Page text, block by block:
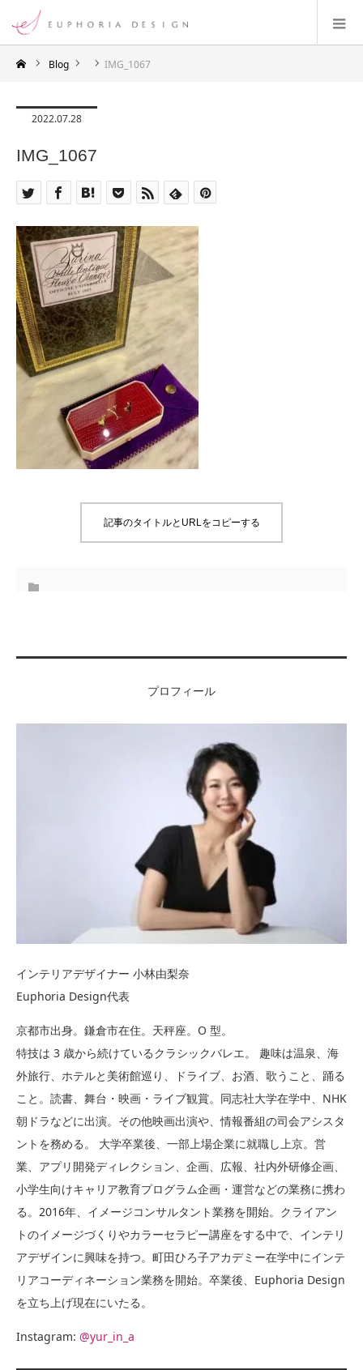
Blog IMG_1067
2022.07.28
IMG_1067
記事のタイトルとURLをコピーする
プロフィール
インテリアデザイナー 小林由梨奈
Euphoria Design代表
京都市出身。鎌倉市在住。天秤座。O 型。
特技は 3 歳から続けているクラシックバレエ。 趣味は温泉、海
外旅行、ホテルと美術館巡り、ドライブ、お酒、歌うこと、踊る
こと。読書、舞台・映画・ライブ観賞。同志社大学在学中、NHK
朝ドラなどに出演。その他映画出演や、情報番組の司会アシスタ
ントを務める。 大学卒業後、一部上場企業に就職し上京。営
業、アプリ開発ディレクション、企画、広報、社内外研修企画、
小学生向けキャリア教育プログラム企画・運営などの業務に携わ
る。2016年、イメージコンサルタント業務を開始。クライアン
トのイメージづくりやカラーセラピー講座をする中で、インテリ
アデザインに興味を持つ。町田ひろ子アカデミー在学中にインテ
リアコーディネーション業務を開始。卒業後、Euphoria Design
を立ち上げ現在にいたる。
Instagram: @yur_in_a